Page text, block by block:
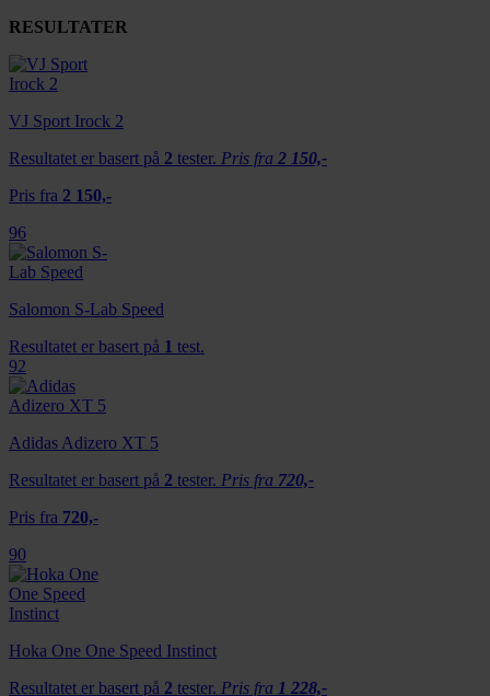
RESULTATER
VJ Sport Irock 2
Resultatet er basert på 2 tester. Pris fra 2 150,-
Pris fra 2 150,-
96
Salomon S-Lab Speed
Resultatet er basert på 1 test.
92
Adidas Adizero XT 5
Resultatet er basert på 2 tester. Pris fra 720,-
Pris fra 720,-
90
Hoka One One Speed Instinct
Resultatet er basert på 2 tester. Pris fra 1 228,-